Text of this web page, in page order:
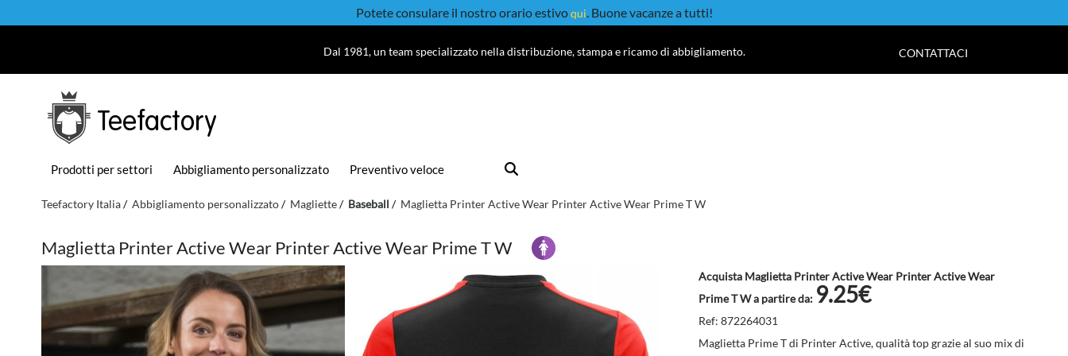
Potete consulare il nostro orario estivoqui. Buone vacanze a tutti!
Dal 1981, un team specializzato nella distribuzione, stampa e ricamo di abbigliamento. CONTATTACI
Teefactory
Prodotti per settori Abbigliamento personalizzato Preventivo veloce
Teefactory Italia Abbigliamento personalizzato Magliette Baseball Maglietta Printer Active Wear Printer Active Wear Prime T W
Maglietta Printer Active Wear Printer Active Wear Prime T W
Acquista Maglietta Printer Active Wear Printer Active Wear
Prime T W a partire da: 9.25€
Ref: 872264031
Maglietta Prime T di Printer Active, qualità top grazie al suo mix di